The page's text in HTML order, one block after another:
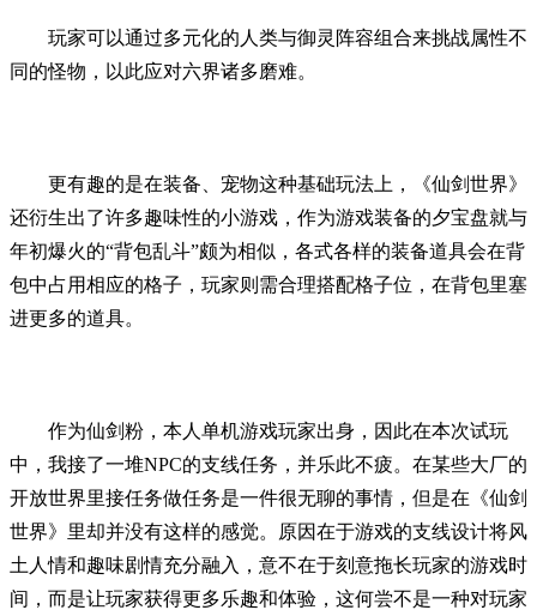
玩家可以通过多元化的人类与御灵阵容组合来挑战属性不
同的怪物，以此应对六界诸多磨难。
更有趣的是在装备、宠物这种基础玩法上，《仙剑世界》
还衍生出了许多趣味性的小游戏，作为游戏装备的夕宝盘就与
年初爆火的“背包乱斗”颇为相似，各式各样的装备道具会在背
包中占用相应的格子，玩家则需合理搭配格子位，在背包里塞
进更多的道具。
作为仙剑粉，本人单机游戏玩家出身，因此在本次试玩
中，我接了一堆NPC的支线任务，并乐此不疲。在某些大厂的
开放世界里接任务做任务是一件很无聊的事情，但是在《仙剑
世界》里却并没有这样的感觉。原因在于游戏的支线设计将风
土人情和趣味剧情充分融入，意不在于刻意拖长玩家的游戏时
间，而是让玩家获得更多乐趣和体验，这何尝不是一种对玩家